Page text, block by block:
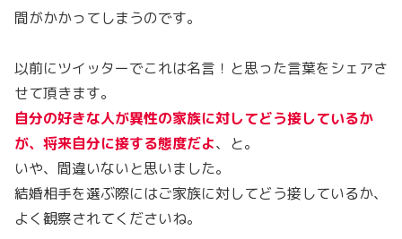
間がかかってしまうのです。
以前にツイッターでこれは名言！と思った言葉をシェアさ
せて頂きます。
自分の好きな人が異性の家族に対してどう接しているか
が、将来自分に接する態度だよ、と。
いや、間違いないと思いました。
結婚相手を選ぶ際にはご家族に対してどう接しているか、
よく観察されてくださいね。